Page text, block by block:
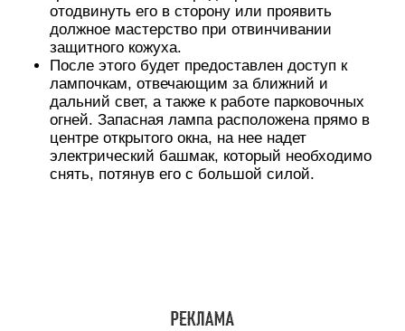
RIO 3(РЕСТАЙЛ)
ОДНОВРЕМЕННОЕ ЛЮЧЕНИЕ БЛИЖНЕГО
СВЕТА И ДНЕВНЫХ ХОДОВЫХ ОГНЕЙ KIA RIO
3(РЕСТАЙЛ) Киа Рио .
https://youtube.com/watch?v=QmWn1e319cc
Габариты и ближний свет фар.
открывается, нажимая ее двумя пальцами, а